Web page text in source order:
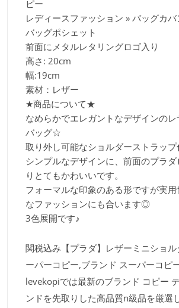
ピー
レディースファッション » バッグカ
バッグポシェット
前面にメタルレタリングロゴ入り
高さ: 20cm
幅:19cm
素材：レザー
★商品について★
なめらかでエレガントなデザインの
バッグ☆
取り外し可能なショルダーストラップ
シンプルなデザインに、前面のプラ
りとてもかわいいです。
フォーマルな印象のある形ですが実
なファッションにも合います◎
3色展開です♪
関税込み【プラダ】レザーミニショル
ーパーコピー,ブランド スーパーコピ
levekopiでは最新のブランド コピー
ンドを先取りした高品質n級品を厳選